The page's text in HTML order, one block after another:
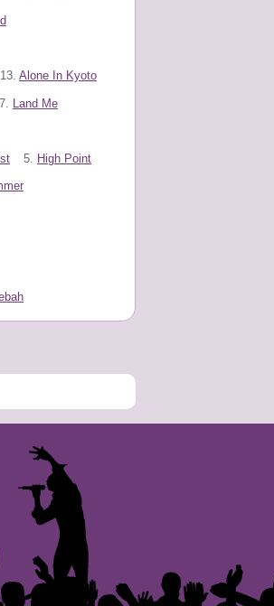
13. Alone In Kyoto
Land Me
5. High Point
Speichern